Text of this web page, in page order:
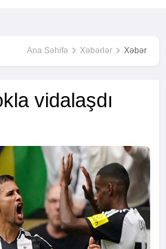
Ana Səhifə Xəbərlər Xəbər
vidalaşdı